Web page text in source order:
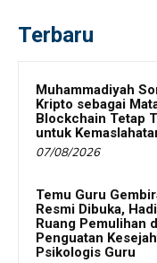
Terbaru
Muhammadiyah
Kripto sebagai
Blockchain Tetap
untuk
07/08/2026
Temu Guru
Resmi Dibuka,
Ruang Pemulihan
Penguatan
Psikologis Guru